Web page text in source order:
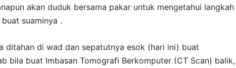
akan duduk bersama pakar untuk mengetahui langkah
suaminya .
ditahan di wad dan sepatutnya esok (hari ini) buat
bila buat Imbasan Tomografi Berkomputer (CT Scan) balik,